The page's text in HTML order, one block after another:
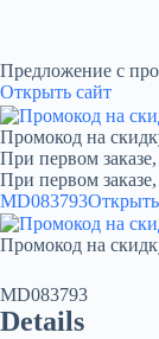
Предложение с
Открыть сайт
Промокод на
При первом
При первом
MD083793
Промокод на
MD083793
Details